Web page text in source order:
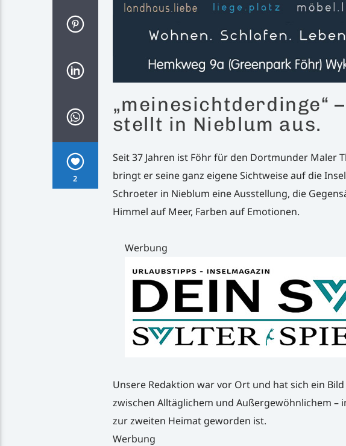
2
„meinesichtderdinge“
stellt in Nieblum aus.
Seit 37 Jahren ist Föhr für den Dortmunder Maler
bringt er seine ganz eigene Sichtweise auf die
Schroeter in Nieblum eine Ausstellung, die
Himmel auf Meer, Farben auf Emotionen.
Werbung
Unsere Redaktion war vor Ort und hat sich ein
zwischen Alltäglichem und Außergewöhnlichem –
zur zweiten Heimat geworden ist.
Werbung